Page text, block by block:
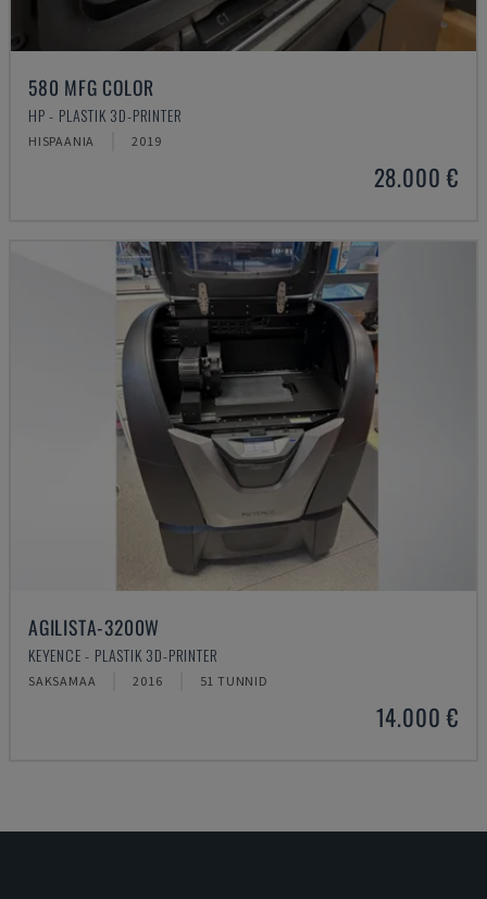
580 MFG COLOR
HP - PLASTIK 3D-PRINTER
HISPAANIA 2019
28.000 €
AGILISTA-3200W
KEYENCE - PLASTIK 3D-PRINTER
SAKSAMAA 2016 51 TUNNID
14.000 €